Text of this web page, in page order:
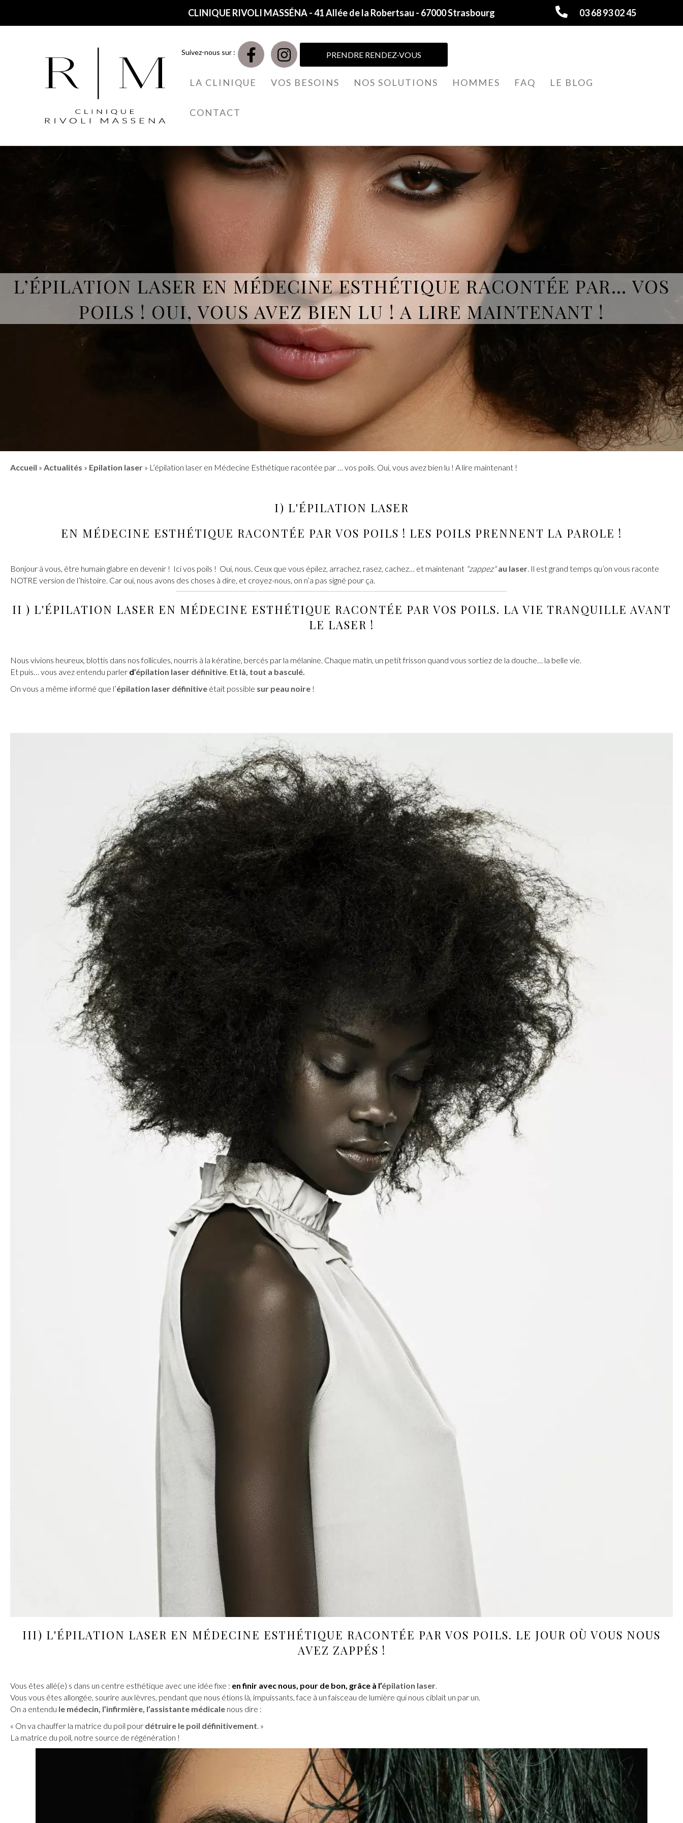
CLINIQUE RIVOLI MASSÉNA - 41 Allée de la Robertsau - 67000 Strasbourg 03 68 93 02 45
Suivez-nous sur : PRENDRE RENDEZ-VOUS
LA CLINIQUE VOS BESOINS NOS SOLUTIONS HOMMES FAQ LE BLOG
CONTACT
L’ÉPILATION LASER EN MÉDECINE ESTHÉTIQUE RACONTÉE PAR… VOS
POILS ! OUI, VOUS AVEZ BIEN LU ! A LIRE MAINTENANT !
Accueil » Actualités » Epilation laser » L’épilation laser en Médecine Esthétique racontée par … vos poils. Oui, vous avez bien lu ! A lire maintenant !
I) L'ÉPILATION LASER
EN MÉDECINE ESTHÉTIQUE RACONTÉE PAR VOS POILS ! LES POILS PRENNENT LA PAROLE !
Bonjour à vous, être humain glabre en devenir ! Ici vos poils ! Oui, nous. Ceux que vous épilez, arrachez, rasez, cachez… et maintenant "zappez" au laser. Il est grand temps qu’on vous raconte
NOTRE version de l’histoire. Car oui, nous avons des choses à dire, et croyez-nous, on n’a pas signé pour ça.
II ) L'ÉPILATION LASER EN MÉDECINE ESTHÉTIQUE RACONTÉE PAR VOS POILS. LA VIE TRANQUILLE AVANT
LE LASER !
Nous vivions heureux, blottis dans nos follicules, nourris à la kératine, bercés par la mélanine. Chaque matin, un petit frisson quand vous sortiez de la douche… la belle vie.
Et puis… vous avez entendu parler d’épilation laser définitive. Et là, tout a basculé.
On vous a même informé que l’épilation laser définitive était possible sur peau noire !
III) L'ÉPILATION LASER EN MÉDECINE ESTHÉTIQUE RACONTÉE PAR VOS POILS. LE JOUR OÙ VOUS NOUS
AVEZ ZAPPÉS !
Vous êtes allé(e) s dans un centre esthétique avec une idée fixe : en finir avec nous, pour de bon, grâce à l’épilation laser
Vous vous êtes allongée, sourire aux lèvres, pendant que nous étions là, impuissants, face à un faisceau de lumière qui nous ciblait un par un.
On a entendu le médecin, l’infirmière, l’assistante médicale nous dire :
« On va chauffer la matrice du poil pour détruire le poil définitivement . »
La matrice du poil, notre source de régénération !